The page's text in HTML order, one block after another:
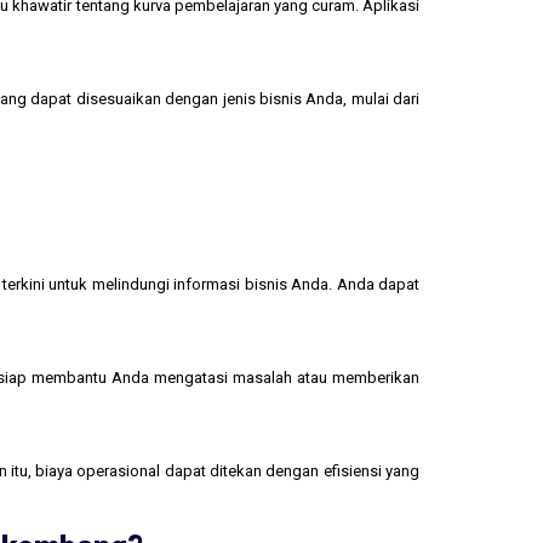
khawatir tentang kurva pembelajaran yang curam. Aplikasi
dapat disesuaikan dengan jenis bisnis Anda, mulai dari
untuk melindungi informasi bisnis Anda. Anda dapat
membantu Anda mengatasi masalah atau memberikan
itu, biaya operasional dapat ditekan dengan efisiensi yang